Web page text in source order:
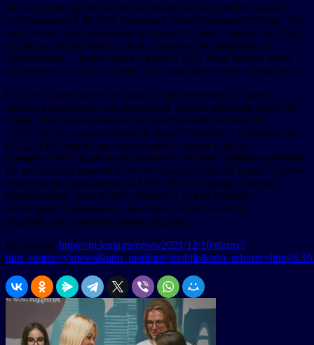
За последние десятилетия активная борьба против данного
заболеванием в России привела к значительным успехам. Так,
число ежегодно выявляемых новых случаев болезни за 20 лет
снизилось более чем в 2 раза, а количество умерших от
туберкулеза — более чем в 4 раза. В 2021 году Россия была
исключена из списка стран с высоким бременем туберкулеза.
В то же самое время ситуация с заболеванием в стране
остается достаточно напряженной. Россия является одной из
стран с высоким уровнем распространения легочного
туберкулеза с множественной лекарственной устойчивостью
(МЛУ-ТБ), борьба против которого входит в число
приоритетных задач национальной системы здравоохранения.
На настоящий момент в России каждый третий новый случай
туберкулеза приходится на МЛУ-ТБ. Эта форма болезни
излечивается лишь в 55% случаев, а для её терапии
необходимо применение высокотехнологичных и
современных лекарственных средств.
Источник: https://m.lenta.ru/news/2021/12/10/rfarm/?